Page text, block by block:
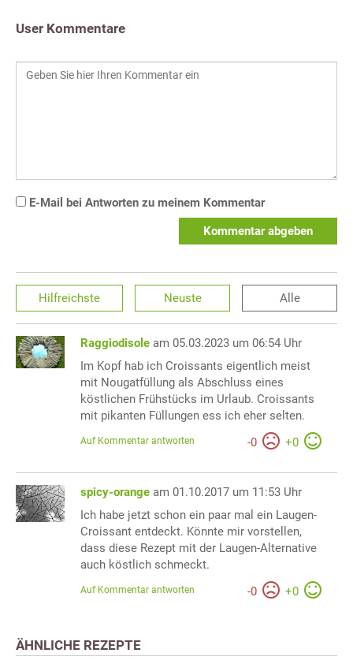
User Kommentare
E-Mail bei Antworten zu meinem Kommentar
Kommentar abgeben
Hilfreichste Neuste Alle
Raggiodisole am 05.03.2023 um 06:54 Uhr
Im Kopf hab ich Croissants eigentlich meist
mit Nougatfüllung als Abschluss eines
köstlichen Frühstücks im Urlaub. Croissants
mit pikanten Füllungen ess ich eher selten.
-0 +0
Auf Kommentar antworten
spicy-orange am 01.10.2017 um 11:53 Uhr
Ich habe jetzt schon ein paar mal ein Laugen-
Croissant entdeckt. Könnte mir vorstellen,
dass diese Rezept mit der Laugen-Alternative
auch köstlich schmeckt.
-0 +0
Auf Kommentar antworten
ÄHNLICHE REZEPTE